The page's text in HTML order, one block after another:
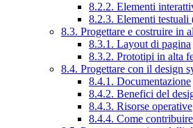
8.2.2. Elementi
8.2.3. Elementi testuali
8.3. Progettare e costruire in
8.3.1. Layout di pagina
8.3.2. Prototipi in alta
8.4. Progettare con il design
8.4.1. Documentazione
8.4.2. Benefici del
8.4.3. Risorse operative
8.4.4. Come